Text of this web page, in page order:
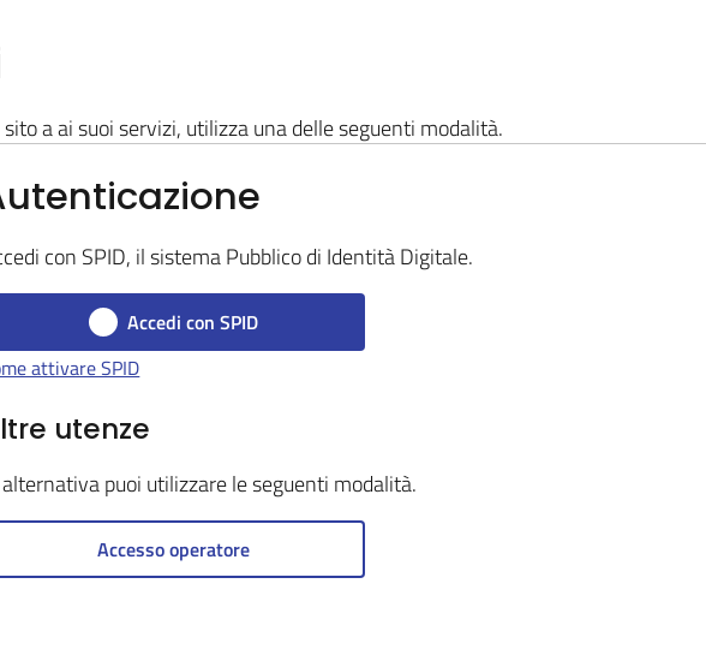
a ai suoi servizi, utilizza una delle seguenti modalità.
con SPID, il sistema Pubblico di Identità Digitale.
Accedi con SPID
attivare SPID
utenze
puoi utilizzare le seguenti modalità.
Accesso operatore